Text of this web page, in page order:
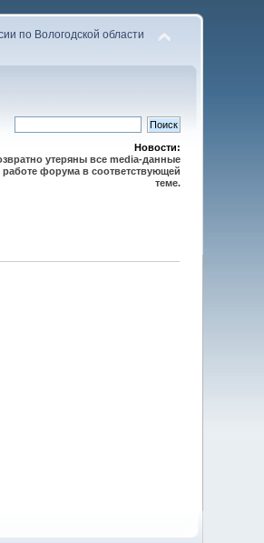
по Вологодской области
Новости:
утеряны все media-данные
форума в соответствующей
теме.